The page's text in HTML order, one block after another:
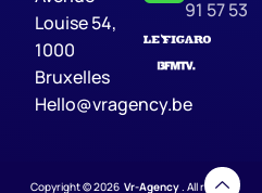
Louise 54,
1000
Bruxelles
Hello@vragency.be
91 57 53
Copyright © 2026 Vr-Agency. All rights